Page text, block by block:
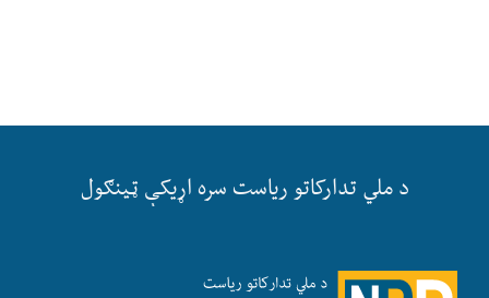
د ملي تدارکاتو ریاست سره اړیکې ټینګول